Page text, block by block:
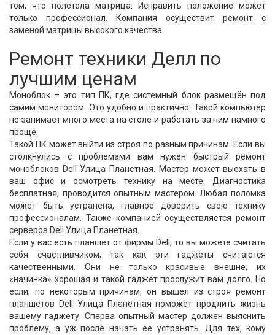
том, что полетела матрица. Исправить положение может
только профессионал. Компания осуществит ремонт с
заменой матрицы высокого качества.
Ремонт техники Делл по
лучшим ценам
Моноблок – это тип ПК, где системный блок размещён под
самим монитором. Это удобно и практично. Такой компьютер
не занимает много места на столе и работать за ним намного
проще.
Такой ПК может выйти из строя по разным причинам. Если вы
столкнулись с проблемами вам нужен быстрый ремонт
моноблоков Dell Улица Планетная. Мастер может выехать в
ваш офис и осмотреть технику на месте. Диагностика
бесплатная, проводится опытным мастером. Любая поломка
может быть устранена, главное доверить свою технику
профессионалам. Также компанией осуществляется ремонт
серверов Dell Улица Планетная.
Если у вас есть планшет от фирмы Dell, то вы можете считать
себя счастливчиком, так как эти гаджеты считаются
качественными. Они не только красивые внешне, их
«начинка» хорошая и такой гаджет прослужит вам долго. Но
если, по некоторым причинам, он вышел из строя ремонт
планшетов Dell Улица Планетная поможет продлить жизнь
вашему гаджету. Сперва опытный мастер должен выяснить
проблему, а уж после начать ее устранять. Для тех, кому